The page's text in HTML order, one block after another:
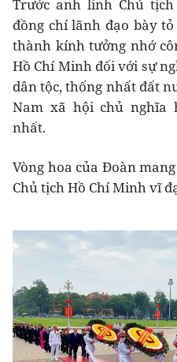
Trước anh linh Chủ
đồng chí lãnh đạo bày
thành kính tưởng nhớ
Hồ Chí Minh đối với sự
dân tộc, thống nhất đất
Nam xã hội chủ nghĩa
nhất.
Vòng hoa của Đoàn
Chủ tịch Hồ Chí Minh vĩ